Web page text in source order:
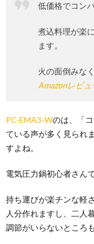
低価格でコンパ
煮込料理が楽
ます。
火の面倒みな
Amazonレビュ
PC-EMA3-Wのは、「
ている声が多く見られ
すよね。
電気圧力鍋初心者さん
持ち運びが楽チンな軽
人分作れますし、二人
調節がいらないところ